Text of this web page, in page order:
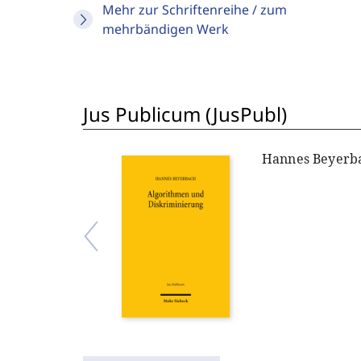
Mehr zur Schriftenreihe / zum
mehrbändigen Werk
Jus Publicum (JusPubl)
Hannes